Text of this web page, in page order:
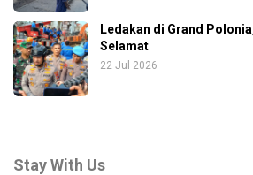
Ledakan di Grand
Selamat
22 Jul 2026
Stay With Us